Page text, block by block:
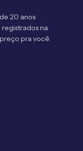
20 anos
na
pra você.